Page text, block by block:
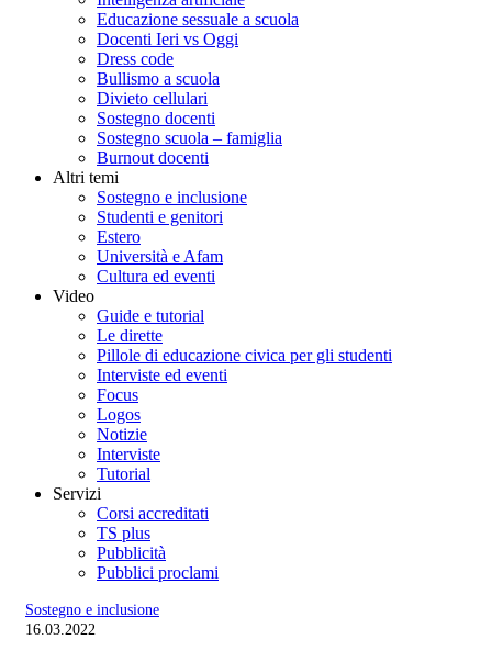
Educazione sessuale a scuola
Docenti Ieri vs Oggi
Dress code
Bullismo a scuola
Divieto cellulari
Sostegno docenti
Sostegno scuola – famiglia
Burnout docenti
Altri temi
Sostegno e inclusione
Studenti e genitori
Estero
Università e Afam
Cultura ed eventi
Video
Guide e tutorial
Le dirette
Pillole di educazione civica per gli studenti
Interviste ed eventi
Focus
Logos
Notizie
Interviste
Tutorial
Servizi
Corsi accreditati
TS plus
Pubblicità
Pubblici proclami
Sostegno e inclusione
16.03.2022